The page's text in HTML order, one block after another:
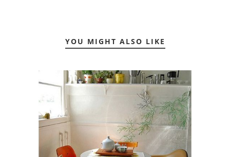
YOU MIGHT ALSO LIKE